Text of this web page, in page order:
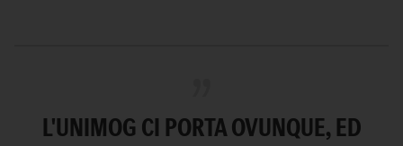
L'UNIMOG CI PORTA OVUNQUE, ED